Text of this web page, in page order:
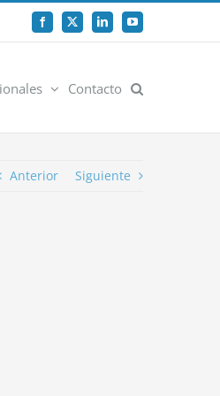
Facebook
X LinkedInYouTube
Contacto
Anterior Siguiente